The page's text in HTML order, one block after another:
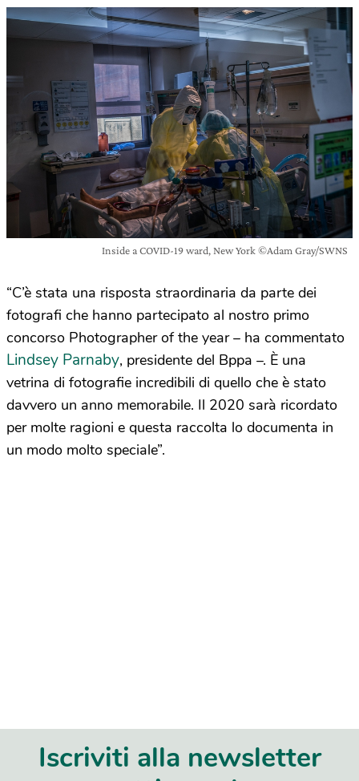
Inside a COVID-19 ward, New York ©Adam Gray/SWNS
“C’è stata una risposta straordinaria da parte dei
fotografi che hanno partecipato al nostro primo
concorso Photographer of the year – ha commentato
Lindsey Parnaby, presidente del Bppa –. È una
vetrina di fotografie incredibili di quello che è stato
davvero un anno memorabile. Il 2020 sarà ricordato
per molte ragioni e questa raccolta lo documenta in
un modo molto speciale”.
Iscriviti alla newsletter